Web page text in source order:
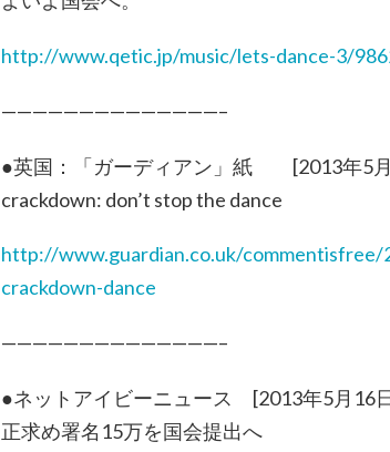
http://www.qetic.jp/music/lets-dance-3/
——————————————–
●英国：「ガーディアン」紙 [2013年5月
crackdown: don’t stop the dance
http://www.guardian.co.uk/commentisfree/
crackdown-dance
——————————————–
●ネットアイビーニュース [2013年5月16
正求め署名15万を国会提出へ